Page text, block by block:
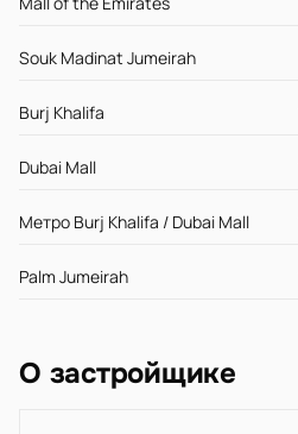
Souk Madinat Jumeirah
Burj Khalifa
Dubai Mall
Метро Burj Khalifa / Dubai Mall
Palm Jumeirah
О застройщике